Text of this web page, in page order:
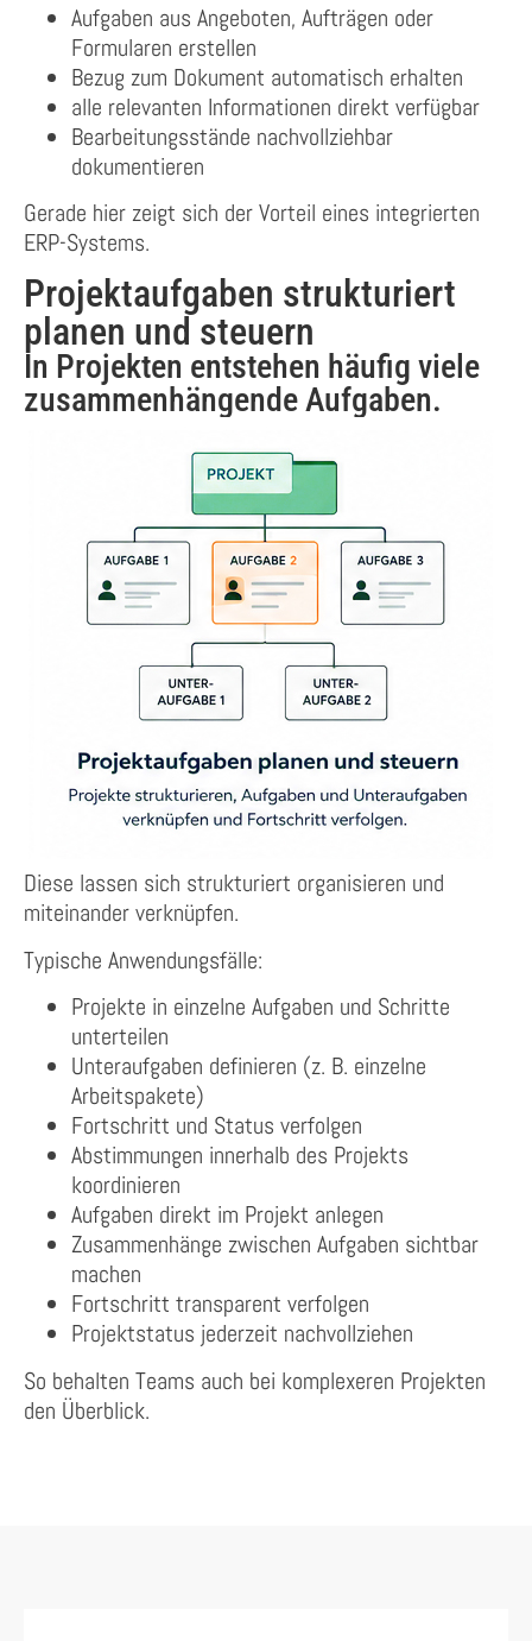
Aufgaben aus Angeboten, Aufträgen oder
Formularen erstellen
Bezug zum Dokument automatisch erhalten
alle relevanten Informationen direkt verfügbar
Bearbeitungsstände nachvollziehbar
dokumentieren
Gerade hier zeigt sich der Vorteil eines integrierten
ERP-Systems.
Projektaufgaben strukturiert
planen und steuern
In Projekten entstehen häufig viele
zusammenhängende Aufgaben.
Diese lassen sich strukturiert organisieren und
miteinander verknüpfen.
Typische Anwendungsfälle:
Projekte in einzelne Aufgaben und Schritte
unterteilen
Unteraufgaben definieren (z. B. einzelne
Arbeitspakete)
Fortschritt und Status verfolgen
Abstimmungen innerhalb des Projekts
koordinieren
Aufgaben direkt im Projekt anlegen
Zusammenhänge zwischen Aufgaben sichtbar
machen
Fortschritt transparent verfolgen
Projektstatus jederzeit nachvollziehen
So behalten Teams auch bei komplexeren Projekten
den Überblick.